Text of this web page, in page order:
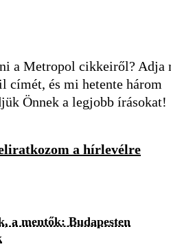
a Metropol cikkeiről? Adja
címét, és mi hetente három
Önnek a legjobb írásokat!
a hírlevélre
a mentők: Budapesten